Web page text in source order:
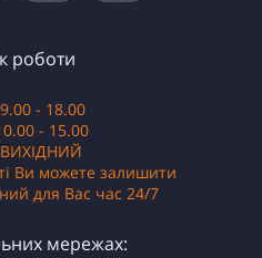
роботи
- 18.00
- 15.00
ВИХІДНИЙ
Ви можете залишити
для Вас час 24/7
мережах: